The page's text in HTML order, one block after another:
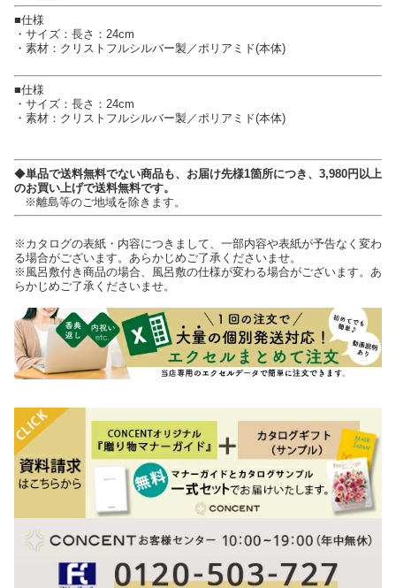
■仕様
・サイズ：長さ：24cm
・素材：クリストフルシルバー製／ポリアミド(本体)
■仕様
・サイズ：長さ：24cm
・素材：クリストフルシルバー製／ポリアミド(本体)
◆単品で送料無料でない商品も、お届け先様1箇所につき、3,980円以上
のお買い上げで送料無料です。
※離島等のご地域を除きます。
※カタログの表紙・内容につきまして、一部内容や表紙が予告なく変わ
る場合がございます。あらかじめご了承くださいませ。
※風呂敷付き商品の場合、風呂敷の仕様が変わる場合がございます。あ
らかじめご了承くださいませ。